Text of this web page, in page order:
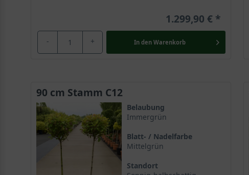
1.299,90 €
- + In den Warenkorb
90 cm Stamm C12
Belaubung
Immergrün
Blatt- / Nadelfarbe
Mittelgrün
Standort